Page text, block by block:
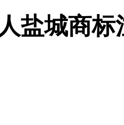
盐城商标